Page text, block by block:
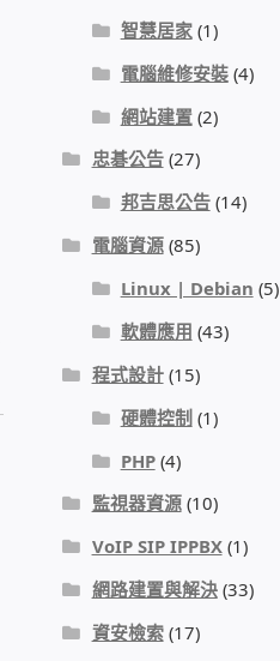
智慧居家(1)
電腦維修安裝(4)
網站建置(2)
忠碁公告(27)
邦吉思公告(14)
電腦資源(85)
Linux | Debian (5)
軟體應用 (43)
程式設計(15)
硬體控制(1)
PHP(4)
監視器資源(10)
VoIP SIP IPPBX(1)
網路建置與解決(33)
資安檢索(17)